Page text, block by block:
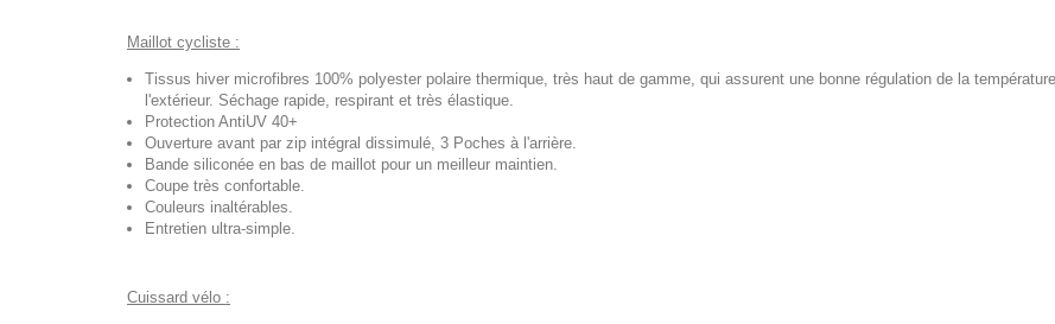
Maillot cycliste :
Tissus hiver microfibres 100% polyester polaire thermique, très haut de gamme, qui assurent une bonne régulation de la
l'extérieur. Séchage rapide, respirant et très élastique.
Protection AntiUV 40+
Ouverture avant par zip intégral dissimulé, 3 Poches à l'arrière.
Bande siliconée en bas de maillot pour un meilleur maintien.
Coupe très confortable.
Couleurs inaltérables.
Entretien ultra-simple.
Cuissard vélo :